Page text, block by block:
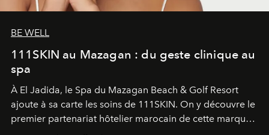
BE WELL
111SKIN au Mazagan : du geste clinique au
spa
À El Jadida, le Spa du Mazagan Beach & Golf Resort
ajoute à sa carte les soins de 111SKIN. On y découvre le
premier partenariat hôtelier marocain de cette marque